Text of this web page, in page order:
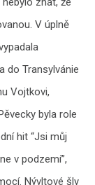
V úplně
do Transylvánie
Vojtkovi,
byla role
hit “Jsi můj
v podzemí”,
Nývltové šly